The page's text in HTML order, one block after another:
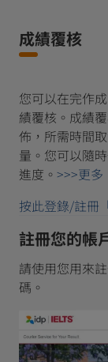
成績覆核
您可以在完作
績覆核。成績
佈，所需時間
量。您可以隨
進度。 >>>更多
按此登錄/註冊
註冊您的帳
請使用您用來
碼。